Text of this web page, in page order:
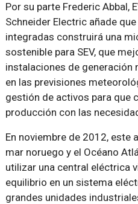
Por su parte Frederic Abbal,
Schneider Electric añade que
integradas construirá una
sostenible para SEV, que
instalaciones de generación
en las previsiones
gestión de activos para que
producción con las
En noviembre de 2012, este
mar noruego y el Océano
utilizar una central eléctrica
equilibrio en un sistema
grandes unidades